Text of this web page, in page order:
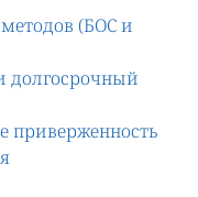
(БОС и
долгосрочный